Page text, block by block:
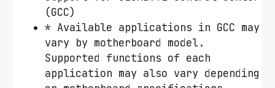
(GCC)
* Available applications in GCC may
vary by motherboard model.
Supported functions of each
application may also vary depending